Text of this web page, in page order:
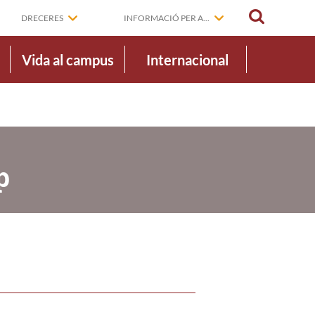
DRECERES INFORMACIÓ PER A...
Vida al campus Internacional